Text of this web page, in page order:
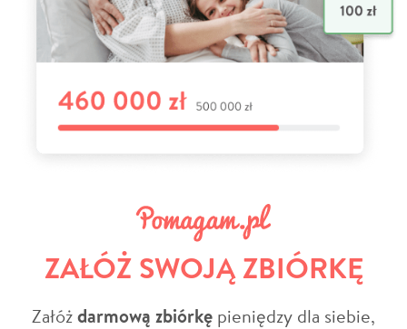
ZAŁÓŻ SWOJĄ ZBIÓRKĘ
Załóżdarmową zbiórkę pieniędzy dla siebie,